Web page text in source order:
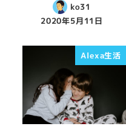
ko31
2020年5月11日
Alexa生活